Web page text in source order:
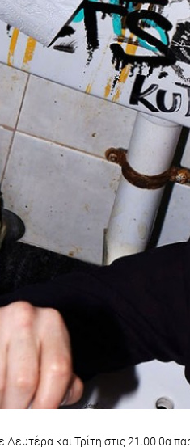
και Τρίτη στις 21.00 θα